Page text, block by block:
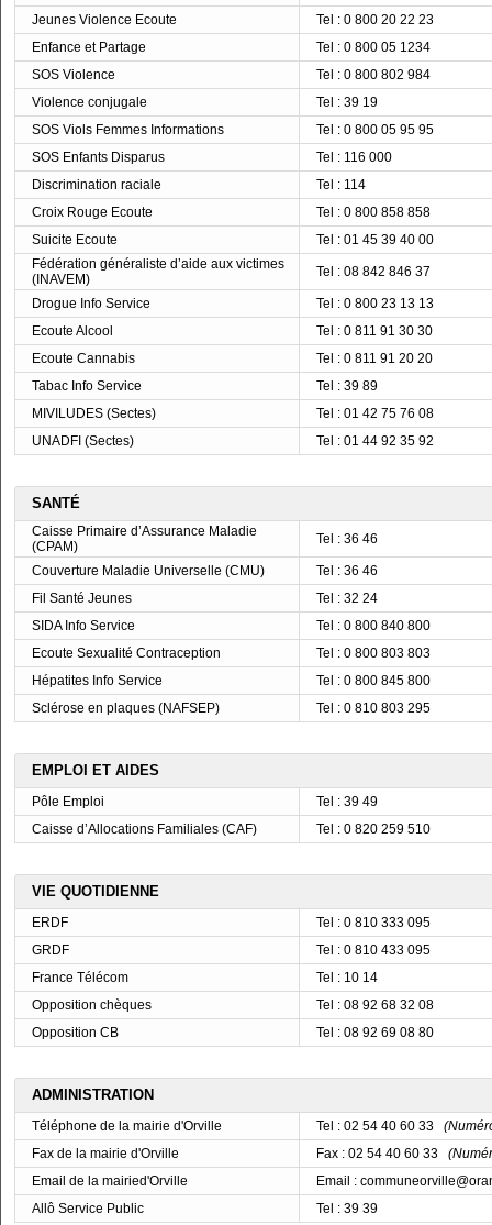
Jeunes Violence Ecoute
Tel : 0 800 20 22 23
Enfance et Partage
Tel : 0 800 05 1234
SOS Violence
Tel : 0 800 802 984
Violence conjugale
Tel : 39 19
SOS Viols Femmes Informations
Tel : 0 800 05 95 95
SOS Enfants Disparus
Tel : 116 000
Discrimination raciale
Tel : 114
Croix Rouge Ecoute
Tel : 0 800 858 858
Suicite Ecoute
Tel : 01 45 39 40 00
Fédération généraliste d’aide aux victimes
(INAVEM)
Tel : 08 842 846 37
Drogue Info Service
Tel : 0 800 23 13 13
Ecoute Alcool
Tel : 0 811 91 30 30
Ecoute Cannabis
Tel : 0 811 91 20 20
Tabac Info Service
Tel : 39 89
MIVILUDES (Sectes)
Tel : 01 42 75 76 08
UNADFI (Sectes)
Tel : 01 44 92 35 92
SANTÉ
Caisse Primaire d’Assurance Maladie
(CPAM)
Tel : 36 46
Couverture Maladie Universelle (CMU)
Tel : 36 46
Fil Santé Jeunes
Tel : 32 24
SIDA Info Service
Tel : 0 800 840 800
Ecoute Sexualité Contraception
Tel : 0 800 803 803
Hépatites Info Service
Tel : 0 800 845 800
Sclérose en plaques (NAFSEP)
Tel : 0 810 803 295
EMPLOI ET AIDES
Pôle Emploi
Tel : 39 49
Caisse d’Allocations Familiales (CAF)
Tel : 0 820 259 510
VIE QUOTIDIENNE
ERDF
Tel : 0 810 333 095
GRDF
Tel : 0 810 433 095
France Télécom
Tel : 10 14
Opposition chèques
Tel : 08 92 68 32 08
Opposition CB
Tel : 08 92 69 08 80
ADMINISTRATION
Téléphone de la mairie d'Orville Tel : 02 54 40 60 33
Fax de la mairie d'Orville
Fax : 02 54 40 60 33
Email de la mairied'Orville
Email :
Allô Service Public
Tel : 39 39